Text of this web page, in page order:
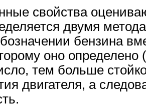
свойства
двумя
бензина
оно
тем больше
двигателя, а